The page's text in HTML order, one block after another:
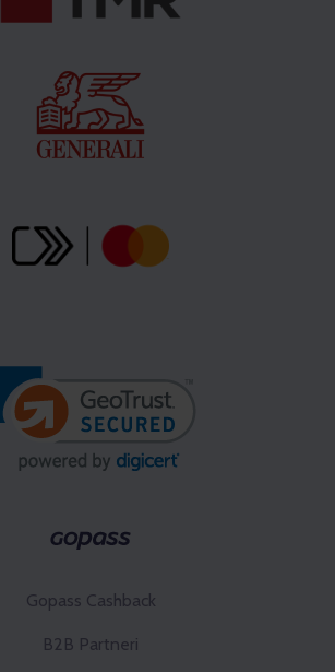
Gopass Cashback
B2B Partneri